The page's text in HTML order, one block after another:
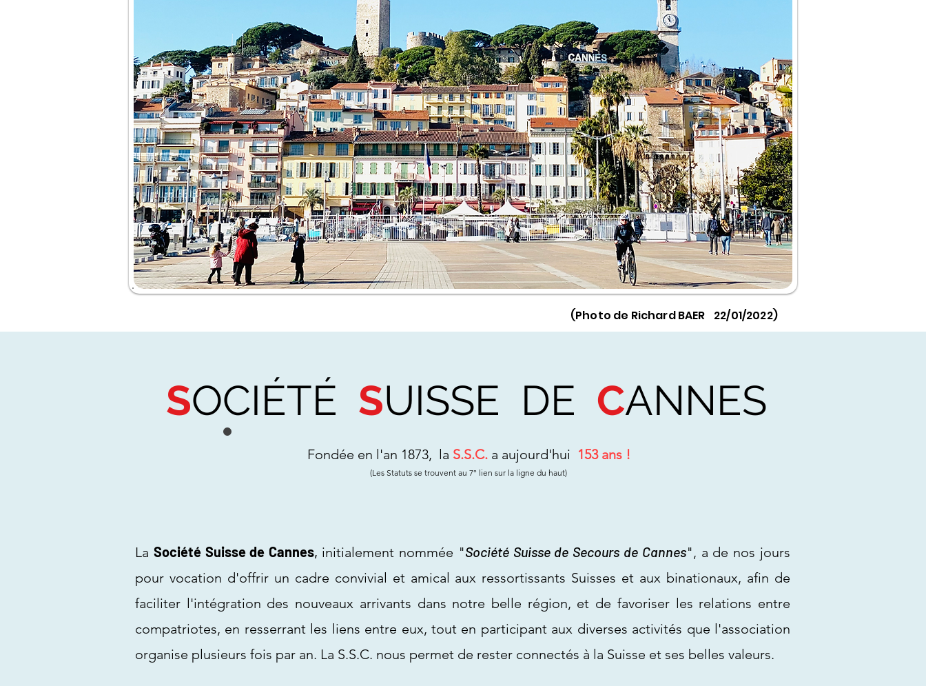
(Photo de Richard BAER 22/01/2022)
SOCIÉTÉ SUISSE DE CANNES
Fondée en l'an 1873, la S.S.C.a aujourd'hui 153 ans !
(Les Statuts se trouvent au 7° lien sur la ligne du haut)
La Société Suisse de Cannes, initialement nommée "Société Suisse de Secours de Cannes", a de nos jours
pour vocation d'offrir un cadre convivial et amical aux ressortissants Suisses et aux binationaux, afin de
faciliter l'intégration des nouveaux arrivants dans notre belle région, et de favoriser les relations entre
compatriotes, en resserrant les liens entre eux, tout en participant aux diverses activités que l'association
organise plusieurs fois par an. La S.S.C. nous permet de rester connectés à la Suisse et ses belles valeurs.